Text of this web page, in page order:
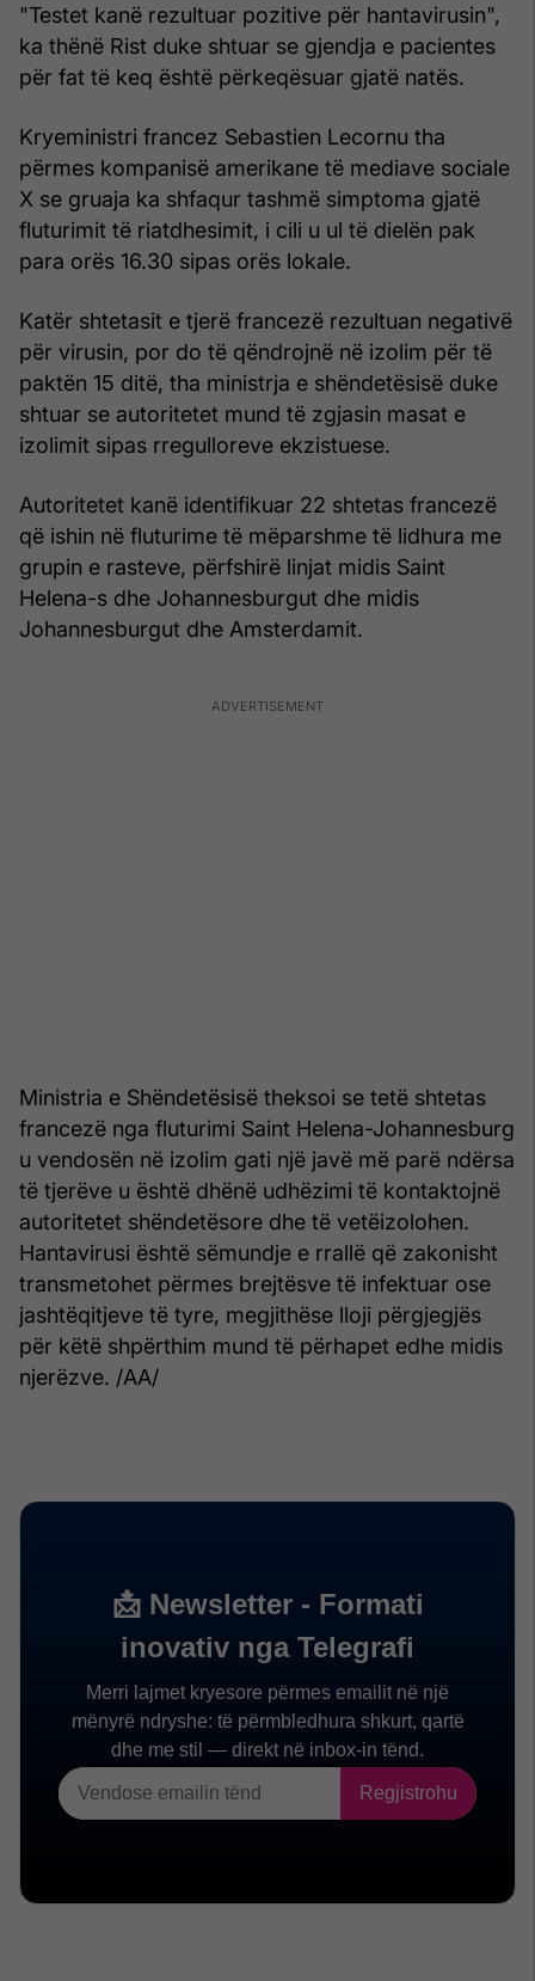
"Testet kanë rezultuar pozitive për hantavirusin",
ka thënë Rist duke shtuar se gjendja e pacientes
për fat të keq është përkeqësuar gjatë natës.
Kryeministri francez Sebastien Lecornu tha
përmes kompanisë amerikane të mediave sociale
X se gruaja ka shfaqur tashmë simptoma gjatë
fluturimit të riatdhesimit, i cili u ul të dielën pak
para orës 16.30 sipas orës lokale.
Katër shtetasit e tjerë francezë rezultuan negativë
për virusin, por do të qëndrojnë në izolim për të
paktën 15 ditë, tha ministrja e shëndetësisë duke
shtuar se autoritetet mund të zgjasin masat e
izolimit sipas rregulloreve ekzistuese.
Autoritetet kanë identifikuar 22 shtetas francezë
që ishin në fluturime të mëparshme të lidhura me
grupin e rasteve, përfshirë linjat midis Saint
Helena-s dhe Johannesburgut dhe midis
Johannesburgut dhe Amsterdamit.
Ministria e Shëndetësisë theksoi se tetë shtetas
francezë nga fluturimi Saint Helena-Johannesburg
u vendosën në izolim gati një javë më parë ndërsa
të tjerëve u është dhënë udhëzimi të kontaktojnë
autoritetet shëndetësore dhe të vetëizolohen.
Hantavirusi është sëmundje e rrallë që zakonisht
transmetohet përmes brejtësve të infektuar ose
jashtëqitjeve të tyre, megjithëse lloji përgjegjës
për këtë shpërthim mund të përhapet edhe midis
njerëzve. /AA/